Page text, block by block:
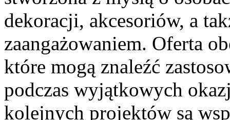
dekoracji, akcesoriów, a
zaangażowaniem. Oferta
które mogą znaleźć
podczas wyjątkowych
kolejnych projektów są